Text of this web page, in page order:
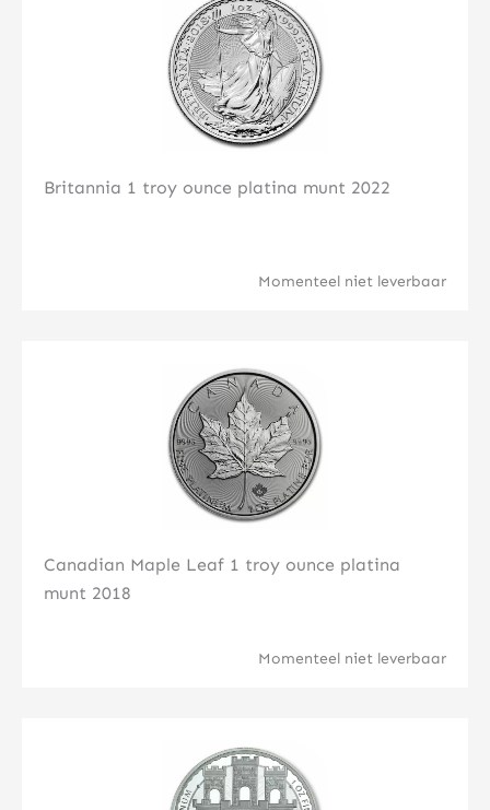
Britannia 1 troy ounce platina munt 2022
Momenteel niet leverbaar
Canadian Maple Leaf 1 troy ounce platina
munt 2018
Momenteel niet leverbaar
Klik hier
Klik hier